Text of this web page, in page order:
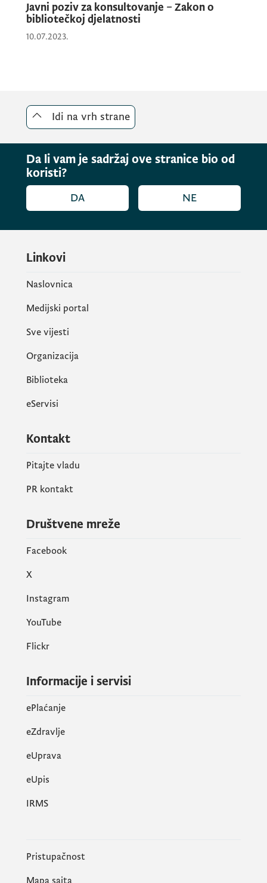
Javni poziv za konsultovanje – Zakon o
bibliotečkoj djelatnosti
10.07.2023.
Idi na vrh strane
Da li vam je sadržaj ove stranice bio od
koristi?
DA NE
Linkovi
Naslovnica
Medijski portal
Sve vijesti
Organizacija
Biblioteka
eServisi
Kontakt
Pitajte vladu
PR kontakt
Društvene mreže
Facebook
X
Instagram
YouTube
Flickr
Informacije i servisi
ePlaćanje
eZdravlje
eUprava
еUpis
IRMS
Pristupačnost
Mapa sajta